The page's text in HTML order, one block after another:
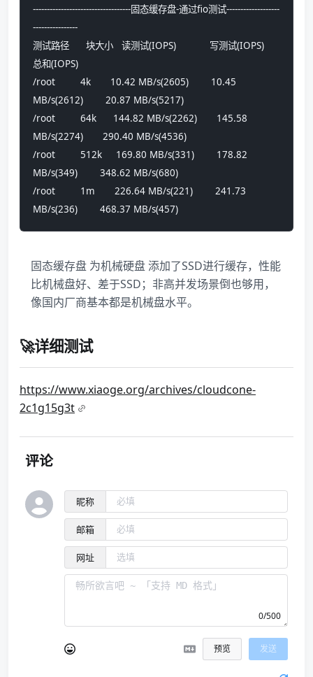
-----------------------------------固态缓存盘-通过fio测试-------------------
----------------
测试路径      块大小   读测试(IOPS)            写测试(IOPS)
总和(IOPS)
/root         4k       10.42 MB/s(2605)        10.45
MB/s(2612)        20.87 MB/s(5217)
/root         64k      144.82 MB/s(2262)       145.58
MB/s(2274)       290.40 MB/s(4536)
/root         512k     169.80 MB/s(331)        178.82
MB/s(349)        348.62 MB/s(680)
/root         1m       226.64 MB/s(221)        241.73
MB/s(236)        468.37 MB/s(457)
固态缓存盘 为机械硬盘 添加了SSD进行缓存，性能
比机械盘好、差于SSD；非高并发场景倒也够用，
像国内厂商基本都是机械盘水平。
🚀详细测试
https://www.xiaoge.org/archives/cloudcone-
2c1g15g3t
评论
昵称
邮箱
网址
0/500
预览 发送